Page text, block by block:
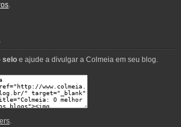
.
seloe ajude a divulgar a Colmeia em seu blog.
.